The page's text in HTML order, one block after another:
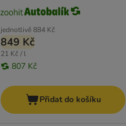
jednotlivě884 Kč
849 Kč
21 Kč / l
807 Kč
Přidat do košíku